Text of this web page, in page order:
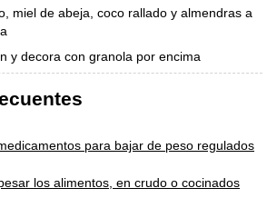
miel de abeja, coco rallado y almendras a
y decora con granola por encima
para bajar de peso regulados
los alimentos, en crudo o cocinados